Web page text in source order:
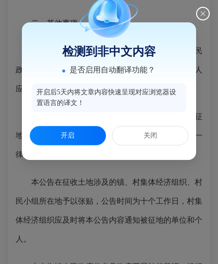
二、其他事项
拟于2026年7月1日至2026年7月15日由上街镇人民
政府组织有关部门进行土地现状调查，有关单位和个人
应予以积极配合。
自本公告发布之日起，任何单位和个人不得在拟征
地范围内抢栽抢种抢建；违反规定抢栽抢种抢建的，一
律不予补偿。
本公告在征收土地涉及的镇、村集体经济组织、村
民小组所在地予以张贴，公告时间为十个工作日，村集
体经济组织应及时将本公告内容通知被征地的单位和个
人。
检测到非中文内容
是否启用自动翻译功能？
开启后5天内将文章内容快速呈现对应浏览器设
置语言的译文！
开启 关闭